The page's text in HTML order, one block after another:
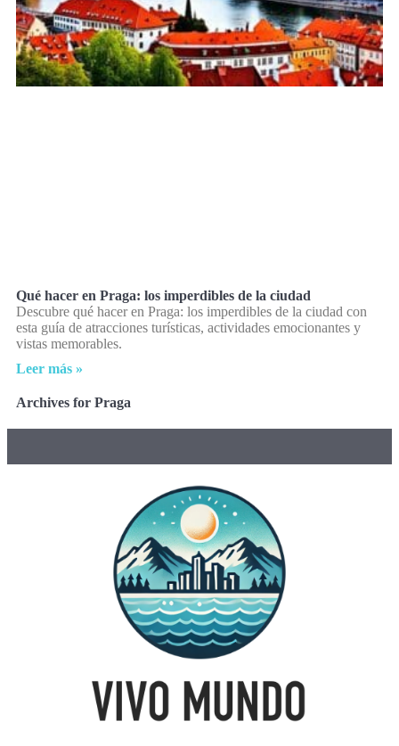
Qué hacer en Praga: los imperdibles de la ciudad
Descubre qué hacer en Praga: los imperdibles de la ciudad con
esta guía de atracciones turísticas, actividades emocionantes y
vistas memorables.
Leer más »
Archives for Praga